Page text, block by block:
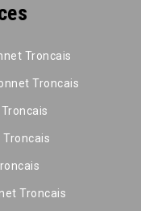
Troncais
Troncais
Troncais